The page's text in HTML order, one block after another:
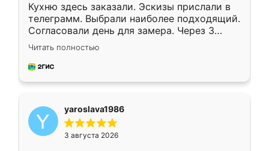
Кухню здесь заказали. Эскизы прислали в
телеграмм. Выбрали наиболее подходящий.
Согласовали день для замера. Через 3
недели кухня была уже готова. Остались
довольны работой. Спасибо Ренессанс
мебель за качественную работу!
Читать полностью
yaroslava1986
3 августа 2026